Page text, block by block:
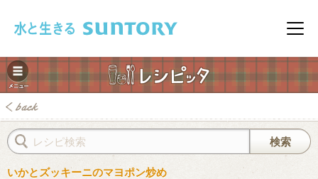
メニ
いかとズッキーニのマヨポン炒め